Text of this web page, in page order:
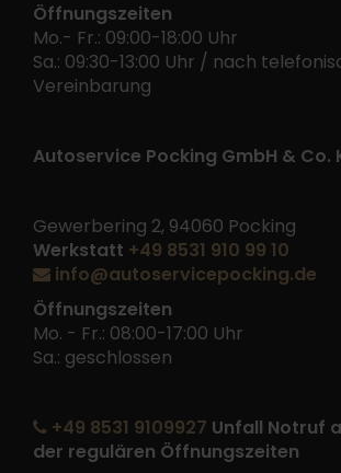
Öffnungszeiten
Mo.- Fr.: 09:00-18:00 Uhr
Sa.: 09:30-13:00 Uhr / nach
Vereinbarung
Autoservice Pocking GmbH & Co.
Gewerbering 2, 94060 Pocking
Werkstatt +49 8531 910 99 10
info@autoservicepocking.de
Öffnungszeiten
Mo. - Fr.: 08:00-17:00 Uhr
Sa.: geschlossen
+49 8531 9109927 Unfall Notruf
der regulären Öffnungszeiten